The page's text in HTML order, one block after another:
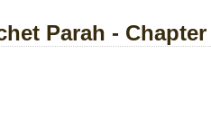
Parah -